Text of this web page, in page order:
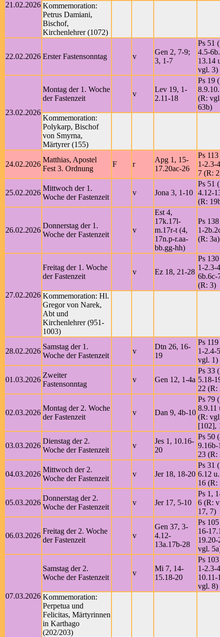
21.02.2026 Kommemoration:
Petrus Damiani,
Bischof,
Kirchenlehrer (1072)
22.02.2026 Erster Fastensonntag v
Gen 2, 7-9;
3, 1-7
Ps 51
4.5-
13.14
vgl. 3)
23.02.2026
Montag der 1. Woche
der Fastenzeit
v
Lev 19, 1-
2.11-18
Ps 19
(R:
63b)
Kommemoration:
Polykarp, Bischof
von Smyrna,
Märtyrer (155)
24.02.2026
Matthias, Apostel
Fest 3. Ordnung
F r
Apg 1, 15-
17.20ac-26
Ps
1-2.3-
7 (R:
25.02.2026
Mittwoch der 1.
Woche der Fastenzeit
v Jona 3, 1-10
Ps 51
4.12-
(R:
26.02.2026
Donnerstag der 1.
Woche der Fastenzeit
v
Est 4,
17k.17l-
m.17r-t (4,
17n.p-r.aa-
bb.gg-hh)
Ps
1-
(R: 3a)
27.02.2026
Freitag der 1. Woche
der Fastenzeit
v Ez 18, 21-28
Ps
1-2.3-
6b.6c-
(R: 3)
Kommemoration: Hl.
Gregor von Narek,
Abt und
Kirchenlehrer (951-
1003)
28.02.2026
Samstag der 1.
Woche der Fastenzeit
v
Dtn 26, 16-
19
Ps
1-2.4-
vgl. 1)
01.03.2026
Zweiter
Fastensonntag
v Gen 12, 1-4a
Ps 33
5.18-
22 (R:
02.03.2026
Montag der 2. Woche
der Fastenzeit
v Dan 9, 4b-10
Ps 79
8.9.11
(R:
[102],
03.03.2026
Dienstag der 2.
Woche der Fastenzeit
v
Jes 1, 10.16-
20
Ps 50
9.16b-
23 (R:
04.03.2026
Mittwoch der 2.
Woche der Fastenzeit
v Jer 18, 18-20
Ps 31
6.12
16 (R:
05.03.2026
Donnerstag der 2.
Woche der Fastenzeit
v Jer 17, 5-10
Ps 1,
6 (R:
17, 7)
06.03.2026
Freitag der 2. Woche
der Fastenzeit
v
Gen 37, 3-
4.12-
13a.17b-28
Ps
16-
vgl.
07.03.2026
Samstag der 2.
Woche der Fastenzeit
v
Mi 7, 14-
15.18-20
Ps
1-2.3-
10.11-
vgl. 8)
Kommemoration:
Perpetua und
Felicitas, Märtyrinnen
in Karthago
(202/203)